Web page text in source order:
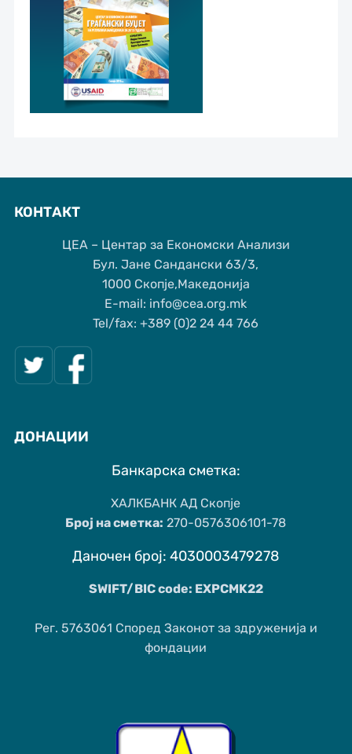
КОНТАКТ
ЦЕА – Центар за Економски Анализи
Бул. Јане Сандански 63/3,
1000 Скопје,Македонија
Е-mail: info@cea.org.mk
Tel/fax: +389 (0)2 24 44 766
ДОНАЦИИ
Банкарска сметка:
ХАЛКБАНК АД Скопје
Број на сметка: 270-0576306101-78
Даночен број: 4030003479278
SWIFT/BIC code: EXPCMK22
Рег. 5763061 Според Законот за здруженија и
фондации